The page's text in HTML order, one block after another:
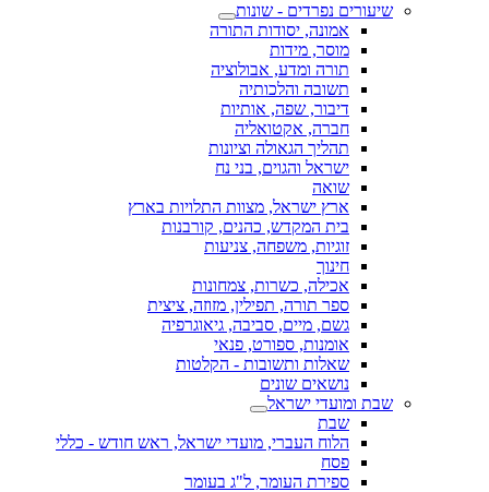
שיעורים נפרדים - שונות
אמונה, יסודות התורה
מוסר, מידות
תורה ומדע, אבולוציה
תשובה והלכותיה
דיבור, שפה, אותיות
חברה, אקטואליה
תהליך הגאולה וציונות
ישראל והגוים, בני נח
שואה
ארץ ישראל, מצוות התלויות בארץ
בית המקדש, כהנים, קורבנות
זוגיות, משפחה, צניעות
חינוך
אכילה, כשרות, צמחונות
ספר תורה, תפילין, מזוזה, ציצית
גשם, מיים, סביבה, גיאוגרפיה
אומנות, ספורט, פנאי
שאלות ותשובות - הקלטות
נושאים שונים
שבת ומועדי ישראל
שבת
הלוח העברי, מועדי ישראל, ראש חודש - כללי
פסח
ספירת העומר, ל"ג בעומר